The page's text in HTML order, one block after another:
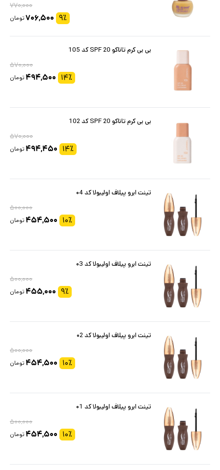
۷۷۰,۰۰۰
۹٪ ۷۰۶,۵۰۰تومان
بی بی کرم تاناکو SPF 20 کد 105
۵۷۰,۰۰۰
۱۴٪ ۴۹۴,۵۰۰ تومان
بی بی کرم تاناکو SPF 20 کد 102
۵۷۰,۰۰۰
۱۴٪ ۴۹۴,۴۵۰ تومان
تینت ابرو پیلاف اولیبولا کد ۰4
۵۰۰,۰۰۰
۱۰٪ ۴۵۴,۵۰۰ تومان
تینت ابرو پیلاف اولیبولا کد ۰3
۵۰۰,۰۰۰
۹٪ ۴۵۵,۰۰۰ تومان
تینت ابرو پیلاف اولیبولا کد ۰2
۵۰۰,۰۰۰
۱۰٪ ۴۵۴,۵۰۰ تومان
تینت ابرو پیلاف اولیبولا کد ۰1
۵۰۰,۰۰۰
۱۰٪ ۴۵۴,۵۰۰ تومان